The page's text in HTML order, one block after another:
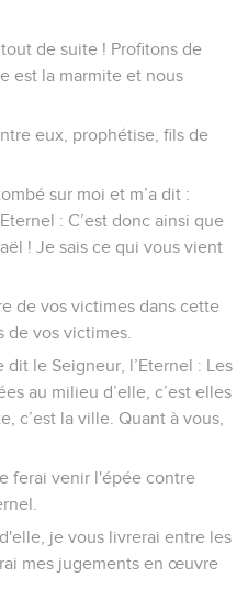
tout de suite ! Profitons de
est la marmite et nous
eux, prophétise, fils de
sur moi et m’a dit :
: C’est donc ainsi que
! Je sais ce qui vous vient
de vos victimes dans cette
de vos victimes.
dit le Seigneur, l’Eternel : Les
au milieu d’elle, c’est elles
c’est la ville. Quant à vous,
ferai venir l'épée contre
je vous livrerai entre les
mes jugements en œuvre